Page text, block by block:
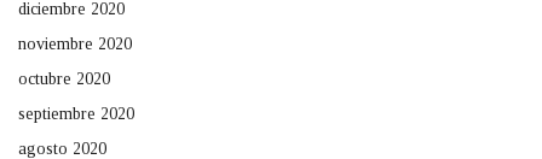
diciembre 2020
noviembre 2020
octubre 2020
septiembre 2020
agosto 2020